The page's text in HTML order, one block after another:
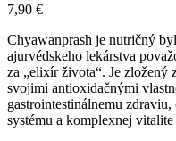
7,90 €
Chyawanprash je nutričný
ajurvédskeho lekárstva
za „elixír života“. Je zložený
svojimi antioxidačnými
gastrointestinálnemu
systému a komplexnej